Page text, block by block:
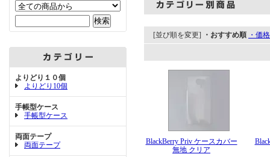
よりどり１０個
よりどり10個
手帳型ケース
手帳型ケース
両面テープ
両面テープ
[並び順を変更] ・おすすめ順 ・価
BlackBerry Priv ケースカバー
無地 クリア